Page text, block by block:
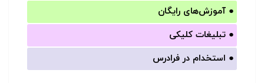
● آموزش‌های رایگان
● تبلیغات کلیکی
● استخدام در فرادرس